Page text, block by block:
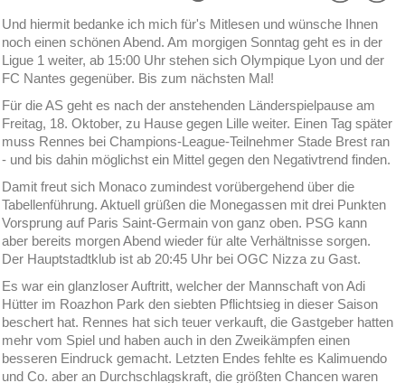
Und hiermit bedanke ich mich für's Mitlesen und wünsche Ihnen
noch einen schönen Abend. Am morgigen Sonntag geht es in der
Ligue 1 weiter, ab 15:00 Uhr stehen sich Olympique Lyon und der
FC Nantes gegenüber. Bis zum nächsten Mal!
Für die AS geht es nach der anstehenden Länderspielpause am
Freitag, 18. Oktober, zu Hause gegen Lille weiter. Einen Tag später
muss Rennes bei Champions-League-Teilnehmer Stade Brest ran
- und bis dahin möglichst ein Mittel gegen den Negativtrend finden.
Damit freut sich Monaco zumindest vorübergehend über die
Tabellenführung. Aktuell grüßen die Monegassen mit drei Punkten
Vorsprung auf Paris Saint-Germain von ganz oben. PSG kann
aber bereits morgen Abend wieder für alte Verhältnisse sorgen.
Der Hauptstadtklub ist ab 20:45 Uhr bei OGC Nizza zu Gast.
Es war ein glanzloser Auftritt, welcher der Mannschaft von Adi
Hütter im Roazhon Park den siebten Pflichtsieg in dieser Saison
beschert hat. Rennes hat sich teuer verkauft, die Gastgeber hatten
mehr vom Spiel und haben auch in den Zweikämpfen einen
besseren Eindruck gemacht. Letzten Endes fehlte es Kalimuendo
und Co. aber an Durchschlagskraft, die größten Chancen waren